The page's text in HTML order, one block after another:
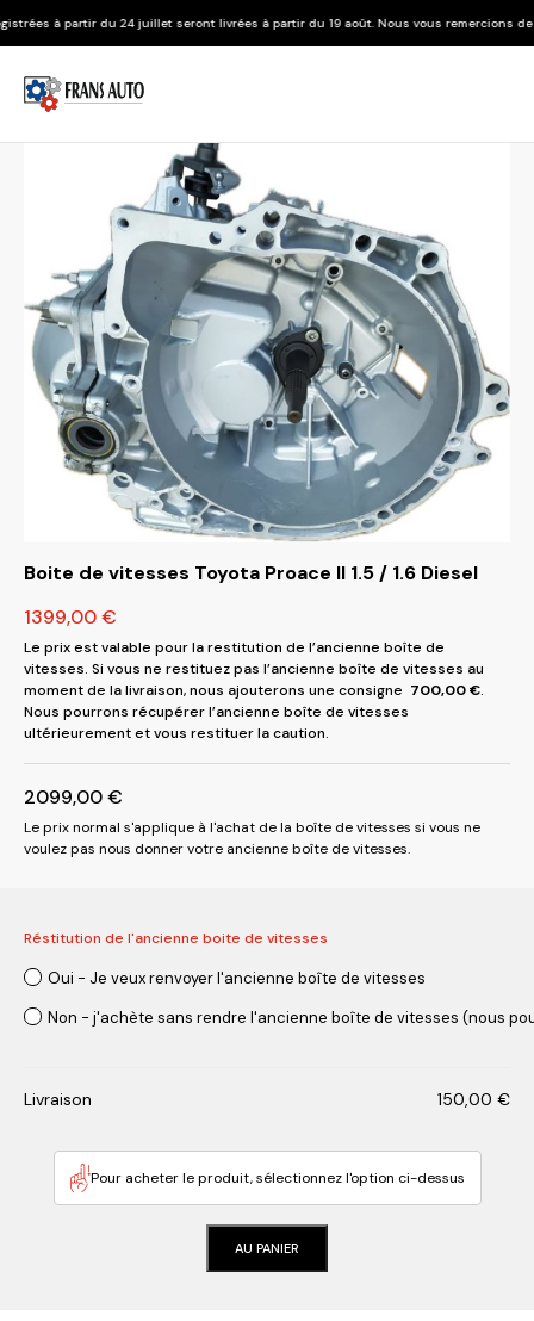
juillet seront livrées à partir du 19 août. Nous vous remercions de votre
Boite de vitesses Toyota Proace II 1.5 / 1.6 Diesel
1399,00€
Le prix est valable pour la restitution de l’ancienne boîte de
vitesses. Si vous ne restituez pas l’ancienne boîte de vitesses au
moment de la livraison, nous ajouterons une consigne 700,00€.
Nous pourrons récupérer l’ancienne boîte de vitesses
ultérieurement et vous restituer la caution.
2099,00€
Le prix normal s'applique à l'achat de la boîte de vitesses si vous ne
voulez pas nous donner votre ancienne boîte de vitesses.
Réstitution de l'ancienne boite de vitesses
Oui - Je veux renvoyer l'ancienne boîte de vitesses
Non - j'achète sans rendre l'ancienne boîte de vitesses (nous
Livraison 150,00 €
Pour acheter le produit, sélectionnez l'option ci-dessus
AU PANIER